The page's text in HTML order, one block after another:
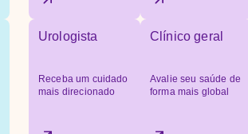
Urologista
Receba um cuidado
mais direcionado
Clínico geral
Avalie seu saúde de
forma mais global